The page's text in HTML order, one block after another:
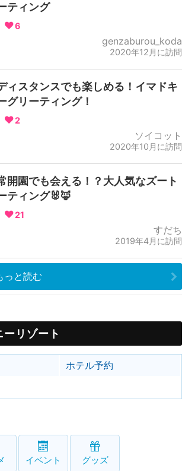
ティング
6
genzaburou_koda
2020年12月に訪問
ィスタンスでも楽しめる！イマドキ
グリーティング！
2
ソイコット
2020年10月に訪問
開園でも会える！？大人気なズート
ティング🐰🦊
21
すだち
2019年4月に訪問
っと読む
リゾート
ホテル予約
イベント グッズ